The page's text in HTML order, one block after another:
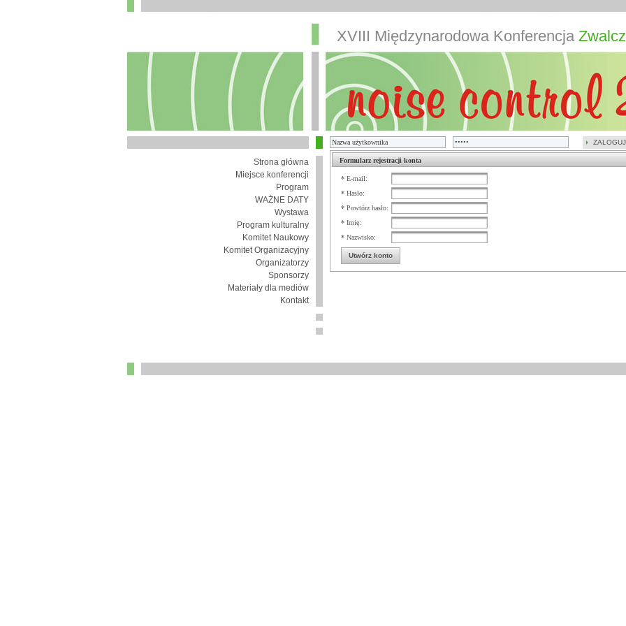
ZALOGUJ
XVIII Międzynarodowa Konferencja
Strona główna
Miejsce konferencji
Program
WAŻNE DATY
Wystawa
Program kulturalny
Komitet Naukowy
Komitet Organizacyjny
Organizatorzy
Sponsorzy
Materiały dla mediów
Kontakt
Formularz rejestracji konta
* E-mail:
* Hasło:
* Powtórz hasło:
* Imię:
* Nazwisko:
Utwórz konto